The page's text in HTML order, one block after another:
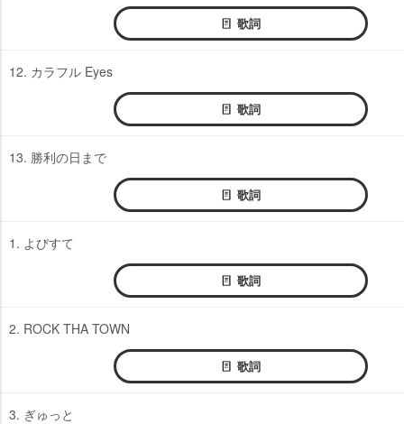
歌詞
12. カラフル Eyes
歌詞
13. 勝利の日まで
歌詞
1. よびすて
歌詞
2. ROCK THA TOWN
歌詞
3. ぎゅっと